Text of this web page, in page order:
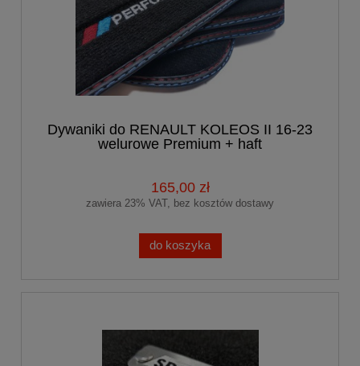
Dywaniki do RENAULT KOLEOS II 16-23
welurowe Premium + haft
165,00 zł
zawiera 23% VAT, bez kosztów dostawy
do koszyka